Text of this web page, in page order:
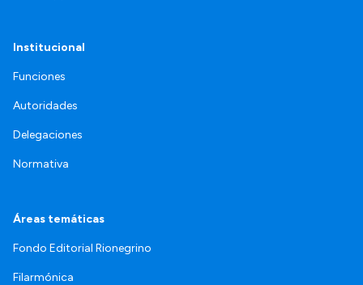
Institucional
Funciones
Autoridades
Delegaciones
Normativa
Áreas temáticas
Fondo Editorial Rionegrino
Filarmónica